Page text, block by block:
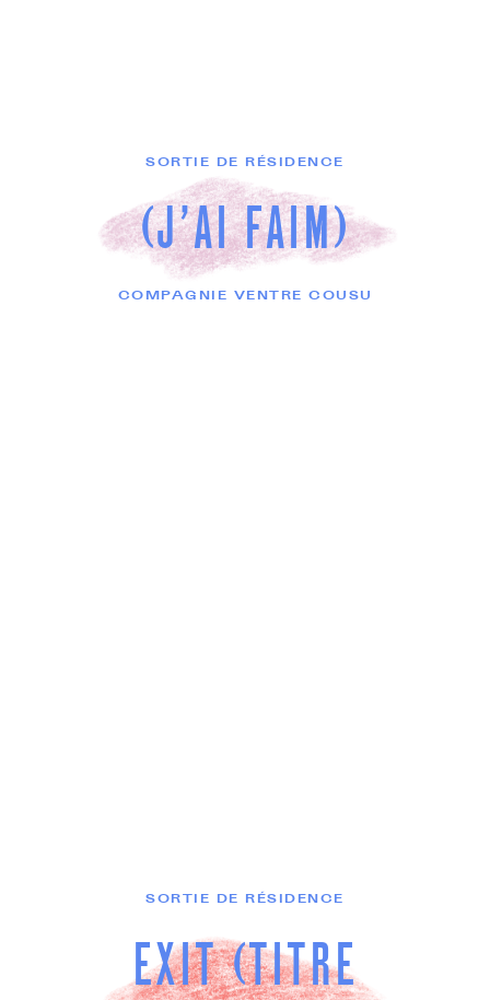
SORTIE DE RÉSIDENCE
(J'AI FAIM)
COMPAGNIE VENTRE COUSU
SORTIE DE RÉSIDENCE
EXIT (TITRE